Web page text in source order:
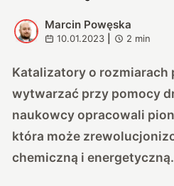
M
Marcin Powęska
10.01.2023 2 min
Katalizatory o rozmiarach
wytwarzać przy pomocy
naukowcy opracowali
która może
chemiczną i energetyczną.